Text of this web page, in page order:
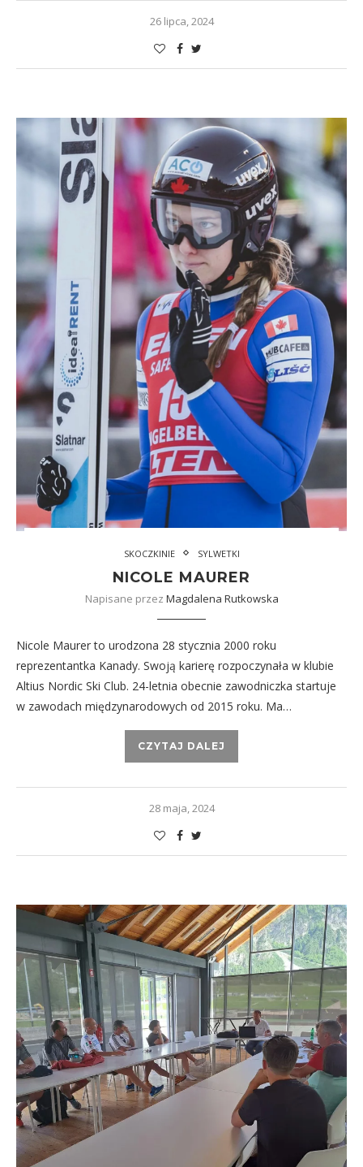
26 lipca, 2024
SKOCZKINIE SYLWETKI
NICOLE MAURER
Napisane przez Magdalena Rutkowska
Nicole Maurer to urodzona 28 stycznia 2000 roku
reprezentantka Kanady. Swoją karierę rozpoczynała w klubie
Altius Nordic Ski Club. 24-letnia obecnie zawodniczka startuje
w zawodach międzynarodowych od 2015 roku. Ma…
CZYTAJ DALEJ
28 maja, 2024